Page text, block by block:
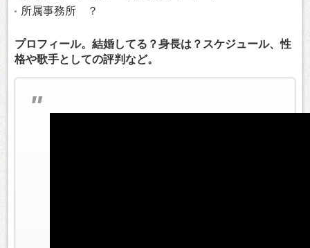
所属事務所 ？
プロフィール。結婚してる？身長は？スケジュール、性
格や歌手としての評判など。